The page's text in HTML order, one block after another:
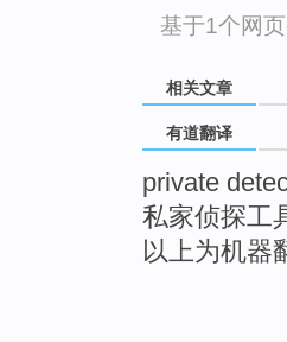
基于1个网页
相关文章
有道翻译
private
私家侦探工
以上为机器